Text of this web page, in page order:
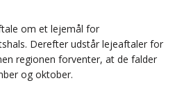
om et lejemål for
Derefter udstår lejeaftaler for
regionen forventer, at de falder
og oktober.